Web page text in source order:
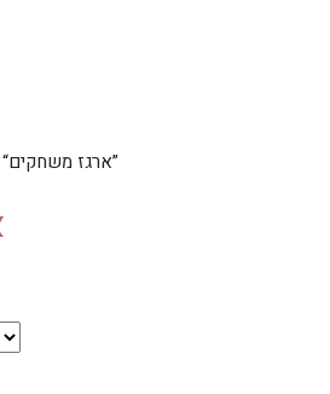
/ Products tagged “ארגז משחקים”